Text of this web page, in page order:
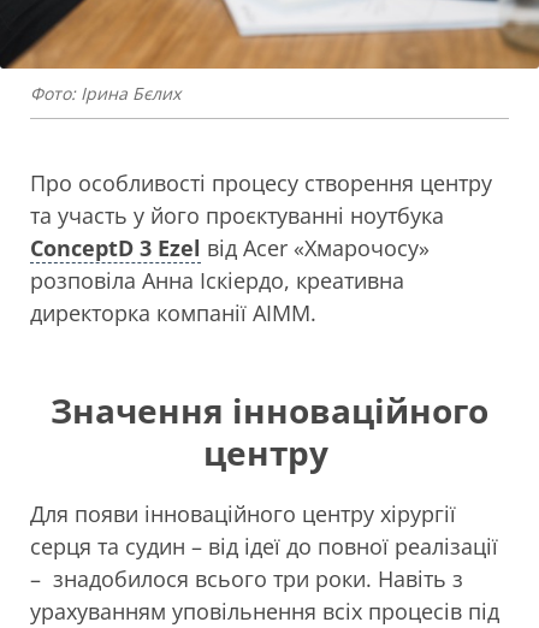
Фото: Ірина Бєлих
Про особливості процесу створення центру
та участь у його проєктуванні ноутбука
ConceptD 3 Ezel від Acer «Хмарочосу»
розповіла Анна Іскіердо, креативна
директорка компанії AIMM.
Значення інноваційного
центру
Для появи інноваційного центру хірургії
серця та судин – від ідеї до повної реалізації
– знадобилося всього три роки. Навіть з
урахуванням уповільнення всіх процесів під